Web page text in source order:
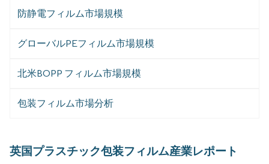
防静電フィルム市場規模
グローバルPEフィルム市場規模
北米BOPP フィルム市場規模
包装フィルム市場分析
英国プラスチック包装フィルム産業レポート